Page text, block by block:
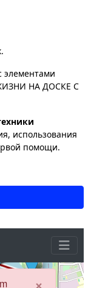
элементами
НА ДОСКЕ С
использования
помощи.